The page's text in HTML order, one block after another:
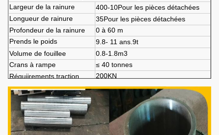
Largeur de la rainure
400-10Pour les pièces détachées
Longueur de rainure
35Pour les pièces détachées
Profondeur de la rainure
0 à 60 m
Prends le poids
9 .8- 11 ans 9t
Volume de fouillee 0.8-1 8m3
Crans à rampe
≤ 40 tonnes
Réquiirements traction
200KN
Mquantité de commande
initiale
1 série